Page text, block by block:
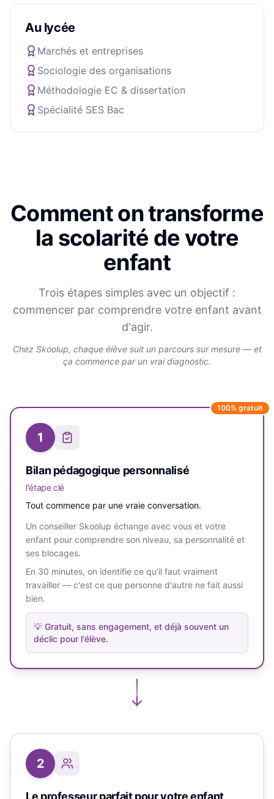
Au lycée
Marchés et entreprises
Sociologie des organisations
Méthodologie EC & dissertation
Spécialité SES Bac
Comment on transforme
la scolarité de votre
enfant
Trois étapes simples avec un objectif :
commencer par comprendre votre enfant avant
d'agir.
Chez Skoolup, chaque élève suit un parcours sur mesure — et
ça commence par un vrai diagnostic.
100% gratuit
1
Bilan pédagogique personnalisé
l'étape clé
Tout commence par une vraie conversation.
Un conseiller Skoolup échange avec vous et votre
enfant pour comprendre son niveau, sa personnalité et
ses blocages.
En 30 minutes, on identifie ce qu'il faut vraiment
travailler — c'est ce que personne d'autre ne fait aussi
bien.
💡 Gratuit, sans engagement, et déjà souvent un
déclic pour l'élève.
2
Le professeur parfait pour votre enfant